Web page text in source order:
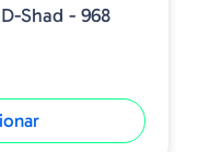
Shad - 968